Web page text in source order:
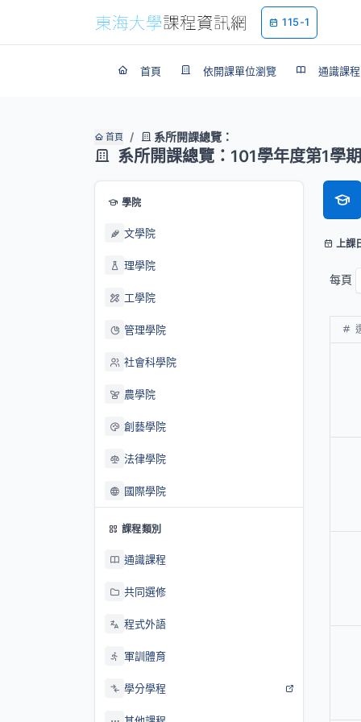
115-1
首頁 依開課單位瀏覽 通識課程
首頁 系所開課總覽：
系所開課總覽：101學年度第1學期
學院
文學院
理學院
工學院
管理學院
社會科學院
農學院
創藝學院
法律學院
國際學院
課程類別
通識課程
共同選修
程式外語
軍訓體育
學分學程
上課
每頁